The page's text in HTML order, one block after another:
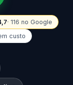
· 116 no Google
custo